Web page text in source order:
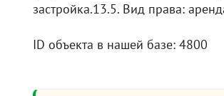
застройка.13.5. Вид права:
ID объекта в нашей базе: 4800